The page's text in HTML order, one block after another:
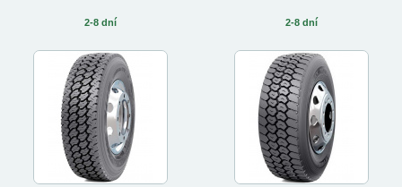
2-8 dní 2-8 dní